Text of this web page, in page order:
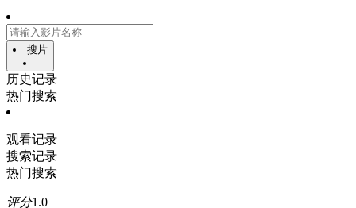
搜片
历史记录
热门搜索
观看记录
搜索记录
热门搜索
评分1.0